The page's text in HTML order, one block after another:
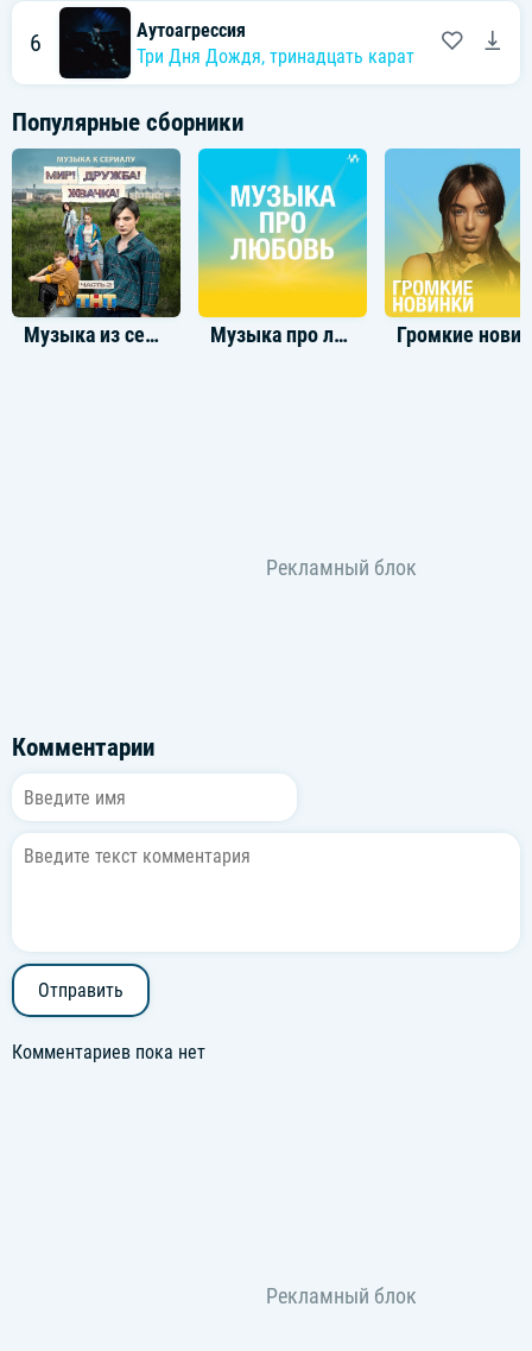
6
Аутоагрессия
Три Дня Дождя, тринадцать карат
Популярные сборники
Музыка из сериала Мир! Дружба! Жвачка! Часть 2 Музыка про любовь
Комментарии
Отправить
Комментариев пока нет